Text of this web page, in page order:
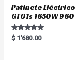
Patinete
GT01s 1650W
Rated
5.00
$ 1'680.00